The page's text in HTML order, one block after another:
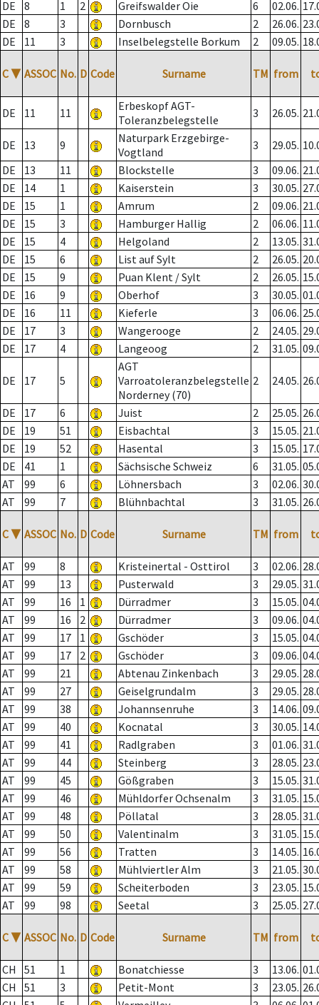
DE
8 1 2 Greifswalder Oie 6 02.06.
DE
8 3 Dornbusch 2 26.06.
DE
11 3 Inselbelegstelle Borkum 2 09.05.
C ▼ ASSOC No. D Code Surname TM from
DE 11 11
Erbeskopf AGT-
Toleranzbelegstelle
3 26.05.
DE 13 9
Naturpark Erzgebirge-
Vogtland
3 29.05.
DE
13 11 Blockstelle 3 09.06.
DE
14 1 Kaiserstein 3 30.05.
DE
15 1 Amrum 2 09.06.
DE
15 3 Hamburger Hallig 2 06.06.
DE
15 4 Helgoland 2 13.05.
DE
15 6 List auf Sylt 2 26.05.
DE
15 9 Puan Klent / Sylt 2 26.05.
DE
16 9 Oberhof 3 30.05.
DE
16 11 Kieferle 3 06.06.
DE
17 3 Wangerooge 2 24.05.
DE
17 4 Langeoog 2 31.05.
DE 17 5
AGT
Varroatoleranzbelegstelle
Norderney (70)
2 24.05.
DE 17 6 Juist 2 25.05.
DE
19 51 Eisbachtal 3 15.05.
DE
19 52 Hasental 3 15.05.
DE
41 1 Sächsische Schweiz 6 31.05.
AT
99 6 Löhnersbach 3 02.06.
AT
99 7 Blühnbachtal 3 31.05.
C ▼ ASSOC No. D Code Surname TM from
AT 99 8 Kristeinertal - Osttirol 3 02.06.
AT
99 13 Pusterwald 3 29.05.
AT
99 16 1 Dürradmer 3 15.05.
AT
99 16 2 Dürradmer 3 09.06.
AT
99 17 1 Gschöder 3 15.05.
AT
99 17 2 Gschöder 3 09.06.
AT
99 21 Abtenau Zinkenbach 3 29.05.
AT
99 27 Geiselgrundalm 3 29.05.
AT
99 38 Johannsenruhe 3 14.06.
AT
99 40 Kocnatal 3 30.05.
AT
99 41 Radlgraben 3 01.06.
AT
99 44 Steinberg 3 28.05.
AT
99 45 Gößgraben 3 15.05.
AT
99 46 Mühldorfer Ochsenalm 3 31.05.
AT
99 48 Pöllatal 3 28.05.
AT
99 50 Valentinalm 3 31.05.
AT
99 56 Tratten 3 14.05.
AT
99 58 Mühlviertler Alm 3 21.05.
AT
99 59 Scheiterboden 3 23.05.
AT
99 98 Seetal 3 25.05.
C ▼ ASSOC No. D Code Surname TM from
CH 51 1 Bonatchiesse 3 13.06.
CH
51 3 Petit-Mont 3 23.05.